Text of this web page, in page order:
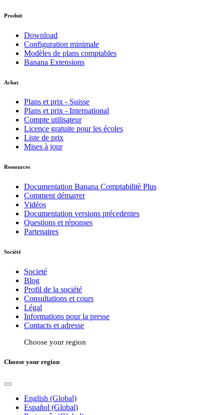
Produit
Download
Configuration minimale
Modèles de plans comptables
Banana Extensions
Achat
Plans et prix - Suisse
Plans et prix - International
Compte utilisateur
Licence gratuite pour les écoles
Liste de prix
Mises à jour
Ressources
Documentation Banana Comptabilitè Plus
Comment démarrer
Vidéos
Documentation versions précedentes
Questions et réponses
Partenaires
Société
Societé
Blog
Profil de la société
Consultations et cours
Légal
Informations pour la presse
Contacts et adresse
Choose your region
Choose your region
English (Global)
Español (Global)